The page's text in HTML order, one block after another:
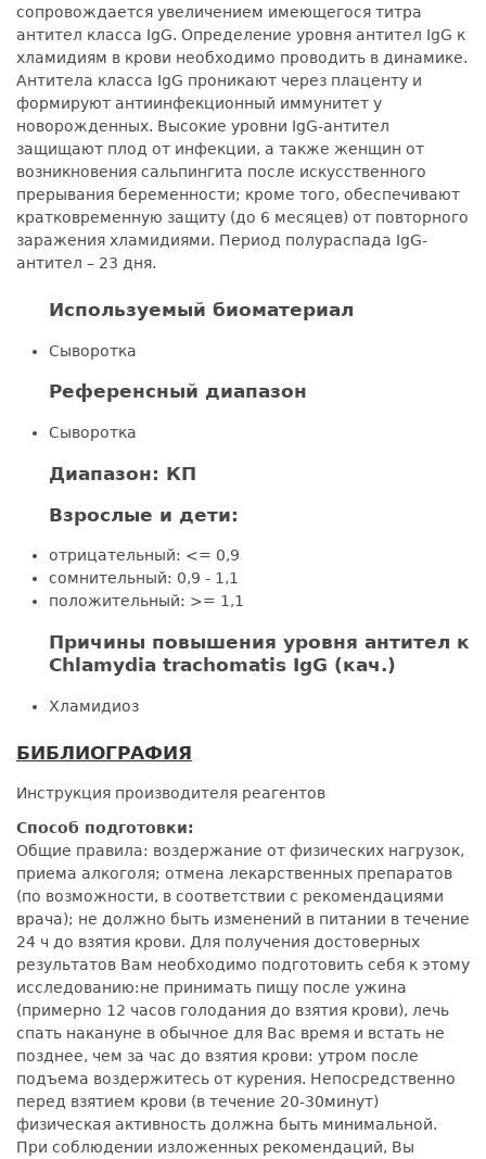
сопровождается увеличением имеющегося титра
антител класса IgG. Определение уровня антител IgG к
хламидиям в крови необходимо проводить в динамике.
Антитела класса IgG проникают через плаценту и
формируют антиинфекционный иммунитет у
новорожденных. Высокие уровни IgG-антител
защищают плод от инфекции, а также женщин от
возникновения сальпингита после искусственного
прерывания беременности; кроме того, обеспечивают
кратковременную защиту (до 6 месяцев) от повторного
заражения хламидиями. Период полураспада IgG-
антител – 23 дня.
Используемый биоматериал
Сыворотка
Референсный диапазон
Сыворотка
Диапазон: КП
Взрослые и дети:
отрицательный: <= 0,9
сомнительный: 0,9 - 1,1
положительный: >= 1,1
Причины повышения уровня антител к
Chlamydia trachomatis IgG (кач.)
Хламидиоз
БИБЛИОГРАФИЯ
Инструкция производителя реагентов
Способ подготовки:
Общие правила: воздержание от физических нагрузок,
приема алкоголя; отмена лекарственных препаратов
(по возможности, в соответствии с рекомендациями
врача); не должно быть изменений в питании в течение
24 ч до взятия крови. Для получения достоверных
результатов Вам необходимо подготовить себя к этому
исследованию:не принимать пищу после ужина
(примерно 12 часов голодания до взятия крови), лечь
спать накануне в обычное для Вас время и встать не
позднее, чем за час до взятия крови: утром после
подъема воздержитесь от курения. Непосредственно
перед взятием крови (в течение 20-30минут)
физическая активность должна быть минимальной.
При соблюдении изложенных рекомендаций, Вы